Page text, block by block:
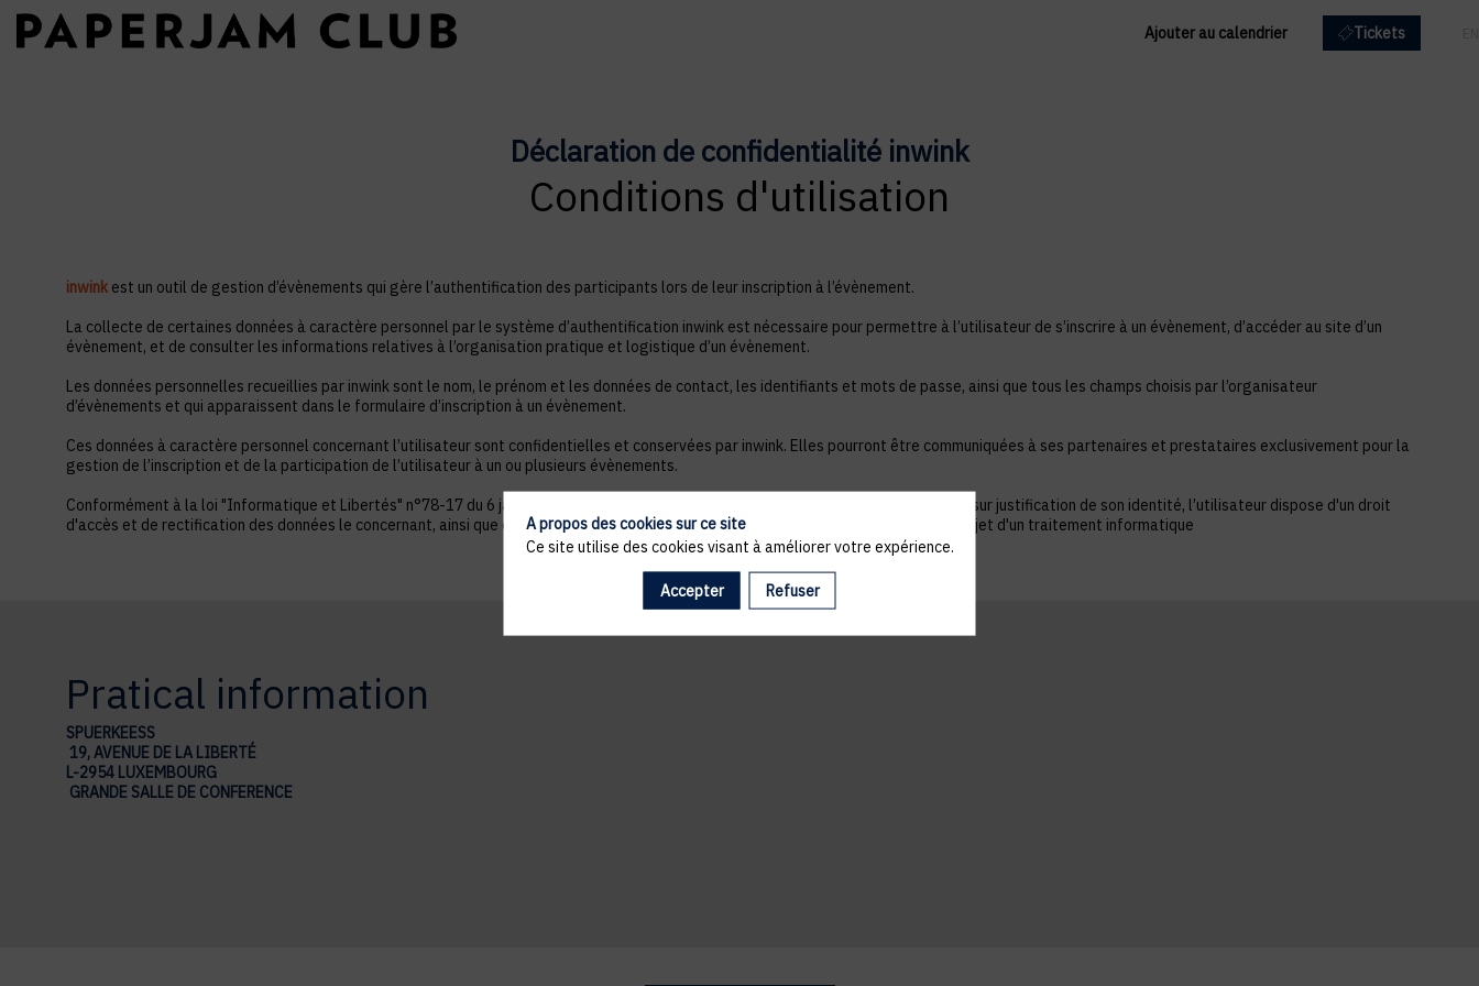
Ajouter au calendrier Tickets
Déclaration de confidentialité inwink
Conditions d'utilisation
inwink est un outil de gestion d’évènements qui gère l’authentification des participants lors de leur inscription à l’évènement.
La collecte de certaines données à caractère personnel par le système d’authentification inwink est nécessaire pour permettre à l’utilisateur de s’inscrire à un évènement, d’accéder au site d’un
évènement, et de consulter les informations relatives à l’organisation pratique et logistique d’un évènement.
Les données personnelles recueillies par inwink sont le nom, le prénom et les données de contact, les identifiants et mots de passe, ainsi que tous les champs choisis par l’organisateur
d’évènements et qui apparaissent dans le formulaire d’inscription à un évènement.
Ces données à caractère personnel concernant l’utilisateur sont confidentielles et conservées par inwink. Elles pourront être communiquées à ses partenaires et prestataires exclusivement pour la
gestion de l’inscription et de la participation de l’utilisateur à un ou plusieurs évènements.
Conformément à la loi "Informatique et Libertés" n°78-17 du 6 janvier 1978 telle que modifiée par la loi n°2004-801 du 6 août 2004, sur justification de son identité, l’utilisateur dispose d'un droit
d'accès et de rectification des données le concernant, ainsi que du droit de s’opposer à ce que les données le concernant fassent l'objet d'un traitement informatique
Pratical information
SPUERKEESS
19, AVENUE DE LA LIBERTÉ
L-2954 LUXEMBOURG
GRANDE SALLE DE CONFERENCE
A propos des cookies sur ce site
Ce site utilise des cookies visant à améliorer votre expérience.
Accepter Refuser